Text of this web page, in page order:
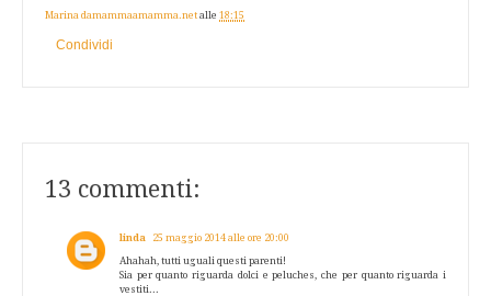
Marina damammaamamma.net alle 18:15
Condividi
13 commenti:
linda 25 maggio 2014 alle ore 20:00
Ahahah, tutti uguali questi parenti!
Sia per quanto riguarda dolci e peluches, che per quanto riguarda i
vestiti...